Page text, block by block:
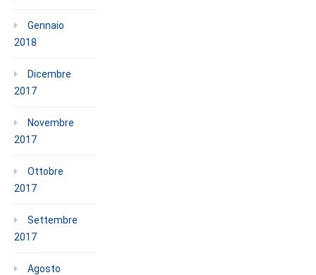
Gennaio
2018
Dicembre
2017
Novembre
2017
Ottobre
2017
Settembre
2017
Agosto